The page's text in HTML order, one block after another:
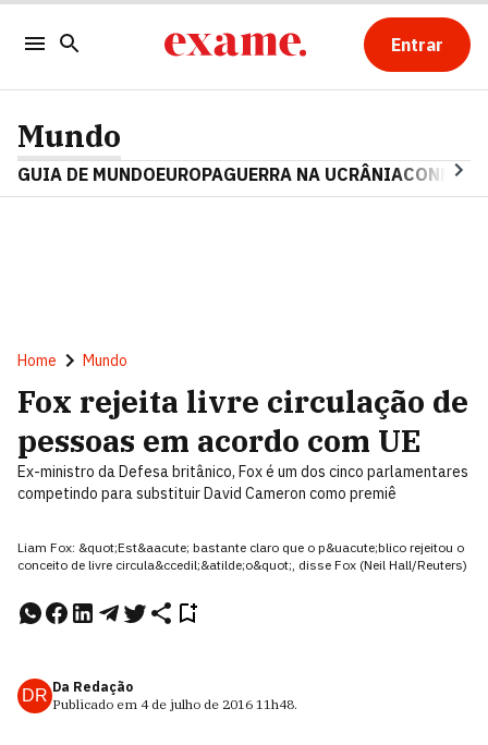
Entrar
Mundo
GUIA DE MUNDOEUROPAGUERRA NA UCRÂNIA
Home Mundo
Fox rejeita livre circulação de
pessoas em acordo com UE
Ex-ministro da Defesa britânico, Fox é um dos cinco parlamentares
competindo para substituir David Cameron como premiê
Liam Fox: &quot;Est&aacute; bastante claro que o p&uacute;blico rejeitou o
conceito de livre circula&ccedil;&atilde;o&quot;, disse Fox (Neil Hall/Reuters)
DR Da Redação
Publicado em 4 de julho de 2016 11h48.